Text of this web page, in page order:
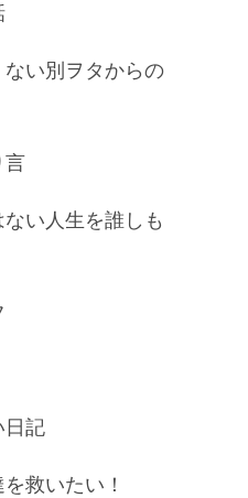
い別ヲタからの
言
い人生を誰しも
日記
救いたい！